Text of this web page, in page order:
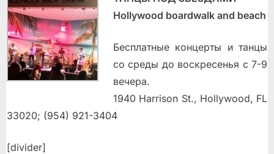
Hollywood boardwalk and beach
Бесплатные концерты и танцы
со среды до воскресенья с 7-9
вечера.
1940 Harrison St., Hollywood, FL
33020; (954) 921-3404
[divider]